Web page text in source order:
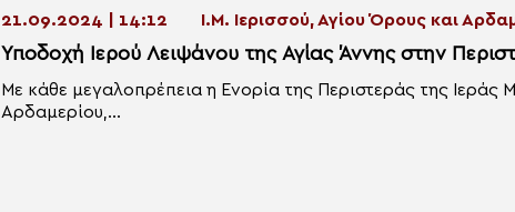
21.09.2024 | 14:12 Ι.Μ. Ιερισσού, Αγίου Όρους και
Υποδοχή Ιερού Λειψάνου της Αγίας Άννης στην
Με κάθε μεγαλοπρέπεια η Ενορία της Περιστεράς της Ιεράς
Αρδαμερίου,...